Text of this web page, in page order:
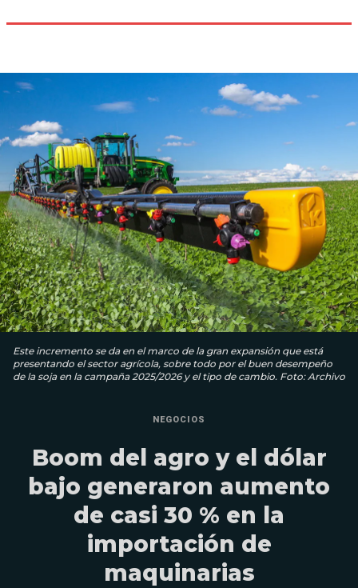
Este incremento se da en el marco de la gran expansión que está
presentando el sector agrícola, sobre todo por el buen desempeño
de la soja en la campaña 2025/2026 y el tipo de cambio. Foto: Archivo
NEGOCIOS
Boom del agro y el dólar
bajo generaron aumento
de casi 30 % en la
importación de
maquinarias